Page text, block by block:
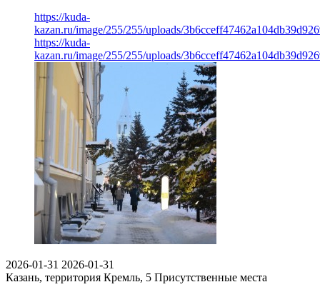
https://kuda-
kazan.ru/image/255/255/uploads/
https://kuda-
kazan.ru/image/255/255/uploads/
2026-01-31 2026-01-31
Казань, территория Кремль, 5 Присутственные места